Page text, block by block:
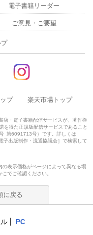
電子書籍リーダー
ご意見・ご要望
プ 楽天市場トップ
店・電子書籍配信サービスが、著作権
を得た正規版配信サービスであること
第6091713号）です。詳しくは
子出版制作・流通協議会］で検索して
表示価格がページによって異なる場
でご確認ください。
に戻る
PC